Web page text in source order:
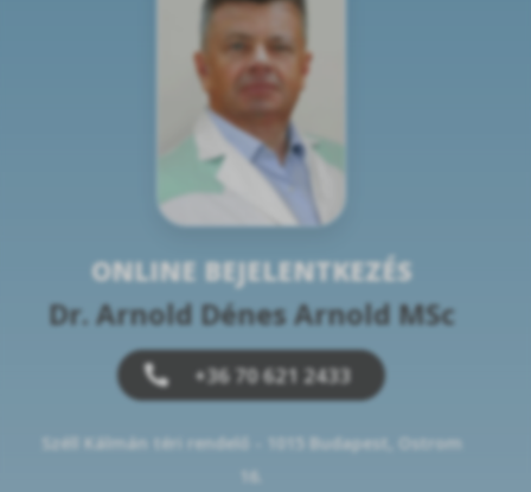
ONLINE BEJELENTKEZÉS
Dr. Arnold Dénes Arnold MSc
+36 70 621 2433
Széll Kálmán téri rendelő - 1015 Budapest, Ostrom
16.